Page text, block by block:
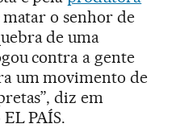
matar o senhor de
de uma
contra a gente
um movimento de
diz em
PAÍS.